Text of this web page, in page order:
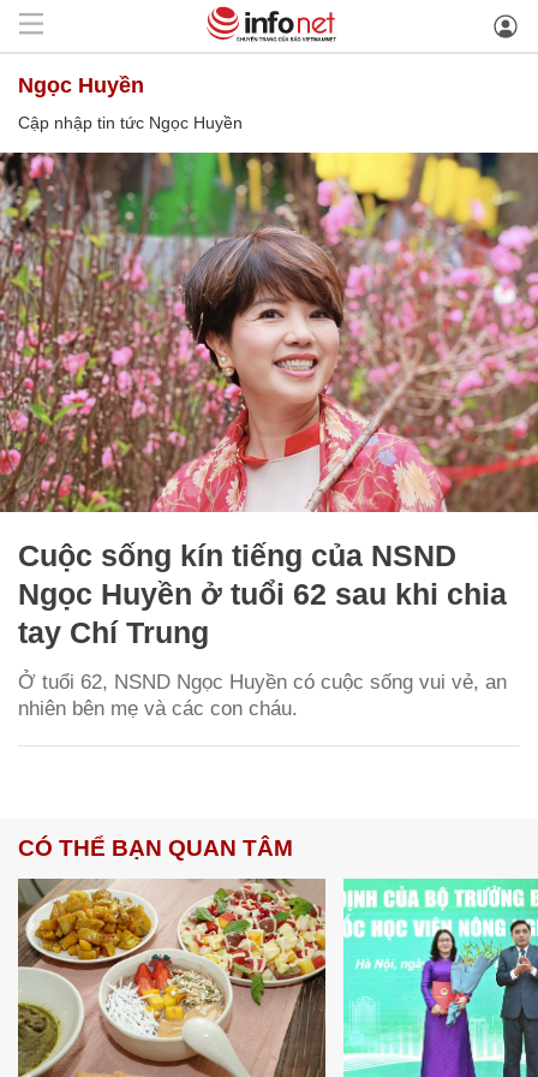
Ngọc Huyền
Cập nhập tin tức Ngọc Huyền
Cuộc sống kín tiếng của NSND
Ngọc Huyền ở tuổi 62 sau khi chia
tay Chí Trung
Ở tuổi 62, NSND Ngọc Huyền có cuộc sống vui vẻ, an
nhiên bên mẹ và các con cháu.
CÓ THỂ BẠN QUAN TÂM